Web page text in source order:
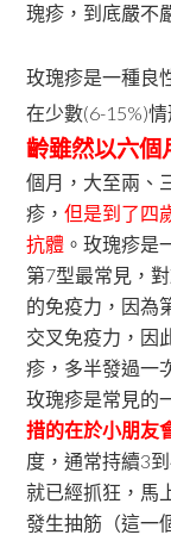
瑰疹，到底嚴不
玫瑰疹是一種良
在少數(6-15%)
齡雖然以六個
個月，大至兩、
疹，但是到了四
抗體 。玫瑰疹是
第7型最常見，
的免疫力，因為
交叉免疫力，因
疹，多半發過一
玫瑰疹是常見的
措的在於小朋友
度，通常持續3
就已經抓狂，馬
發生抽筋（這一